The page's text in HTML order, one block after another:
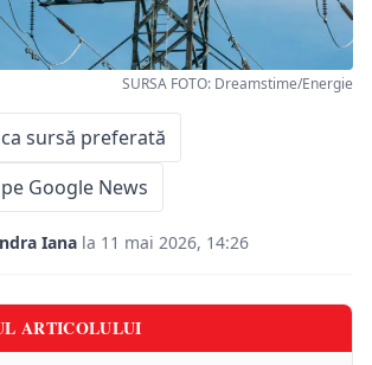
SURSA FOTO: Dreamstime/Energie
sursă preferată
Google News
Iana la 11 mai 2026, 14:26
ARTICOLULUI